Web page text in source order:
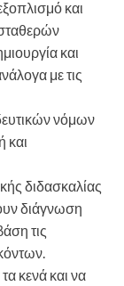
και
και
με τις
νόμων
και
διδασκαλίας
διάγνωση
τις
κενά και να